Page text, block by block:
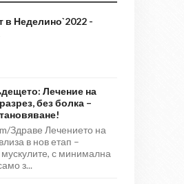
в Неделино`2022 -
Лечение на
без болка –
Здраве Лечението на
в нов етап –
с минимална
з...